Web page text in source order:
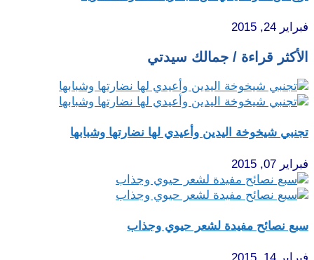
فبراير 24, 2015
الأكثر قراءة / جمالك سيدتي
تجنبي شيخوخة اليدين وأعيدي لها نضارتها وشبابها
فبراير 07, 2015
سبع نصائح مفيدة لشعر حيوي وجذاب